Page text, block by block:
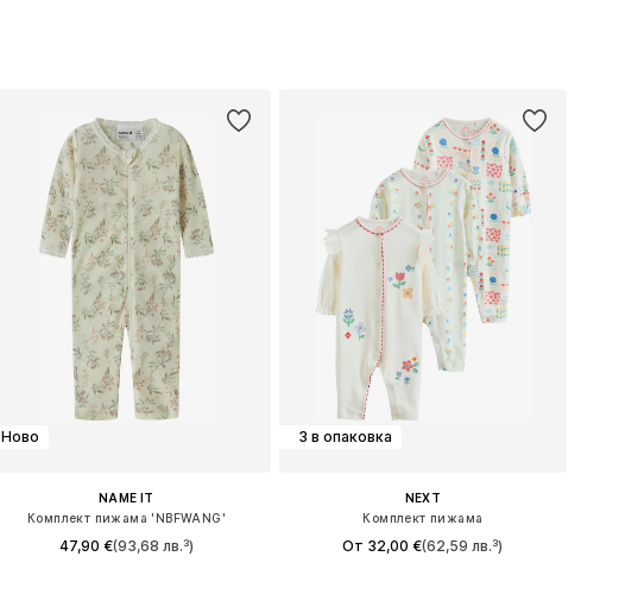
Ново
NAME IT
Комплект пижама 'NBFWANG'
47,90 €(93,68 лв.³)
3 в опаковка
NEXT
Комплект пижама
От 32,00 €(62,59 лв.³)